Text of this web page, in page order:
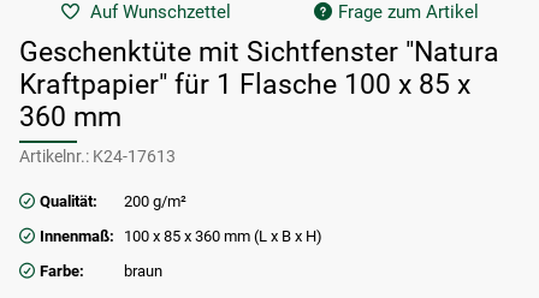
Auf Wunschzettel Frage zum Artikel
Geschenktüte mit Sichtfenster "Natura
Kraftpapier" für 1 Flasche 100 x 85 x
360 mm
Artikelnr.: K24-17613
Qualität:
200 g/m²
Innenmaß:
100 x 85 x 360 mm (L x B x H)
Farbe:
braun